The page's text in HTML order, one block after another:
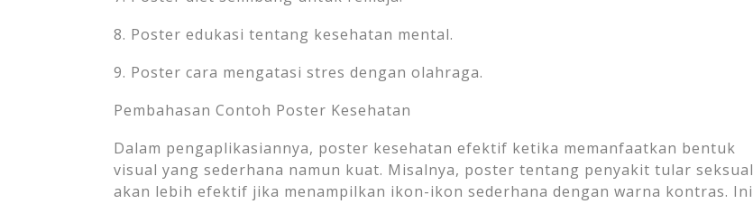
8. Poster edukasi tentang kesehatan mental.
9. Poster cara mengatasi stres dengan olahraga.
Pembahasan Contoh Poster Kesehatan
Dalam pengaplikasiannya, poster kesehatan efektif ketika memanfaatkan bentuk
visual yang sederhana namun kuat. Misalnya, poster tentang penyakit tular seksual
akan lebih efektif jika menampilkan ikon-ikon sederhana dengan warna kontras. Ini